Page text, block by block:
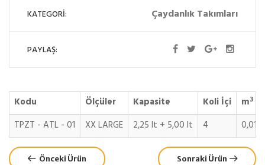
KATEGORİ: Çaydanlık Takımları
PAYLAŞ:
Kodu Ölçüler Kapasite Koli İçi m3
TPZT - ATL - 01 XX LARGE 2,25 lt + 5,00 lt 4
Önceki Ürün Sonraki Ürün